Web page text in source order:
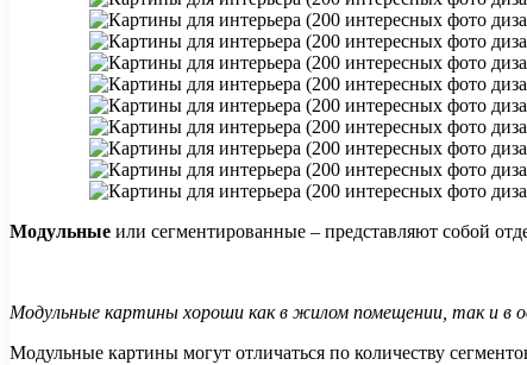
Модульные или сегментированные – представляют собой
Модульные картины хороши как в жилом помещении, так и в
Модульные картины могут отличаться по количеству